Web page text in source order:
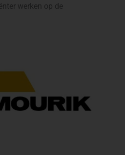
werken op de